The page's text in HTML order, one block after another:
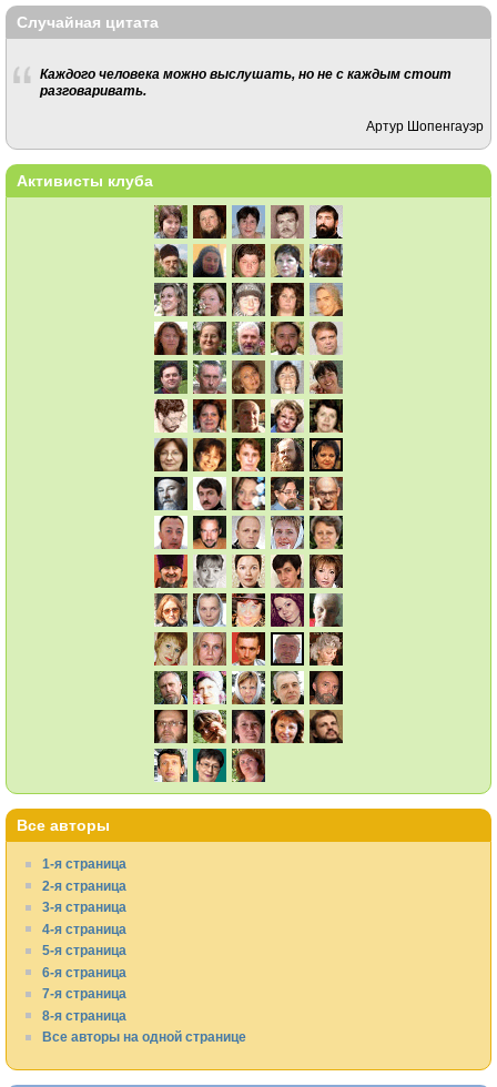
Случайная цитата
Каждого человека можно выслушать, но не с каждым стоит
разговаривать.
Артур Шопенгауэр
Активисты клуба
Все авторы
1-я страница
2-я страница
3-я страница
4-я страница
5-я страница
6-я страница
7-я страница
8-я страница
Все авторы на одной странице